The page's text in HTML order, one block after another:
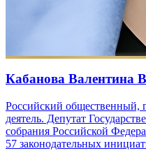
Кабанова Валентина
Российский общественный,
деятель. Депутат
собрания Российской
57 законодательных